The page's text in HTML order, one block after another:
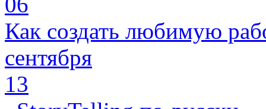
Как создать любимую
сентября
13